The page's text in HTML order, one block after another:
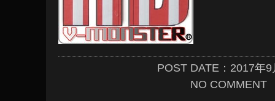
POST DATE：2017年9
NO COMMENT